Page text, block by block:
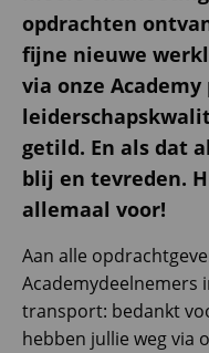
opdrachten
fijne nieuwe
via onze
getild. En als dat
blij en tevreden.
allemaal voor!
Aan alle
Academydeelnemers
transport: bedankt
hebben jullie weg via